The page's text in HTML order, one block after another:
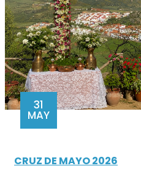
31
MAY
CRUZ DE MAYO 2026